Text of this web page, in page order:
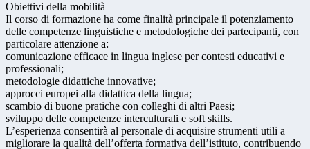
Obiettivi della mobilità
Il corso di formazione ha come finalità principale il potenziamento
delle competenze linguistiche e metodologiche dei partecipanti, con
particolare attenzione a:
comunicazione efficace in lingua inglese per contesti educativi e
professionali;
metodologie didattiche innovative;
approcci europei alla didattica della lingua;
scambio di buone pratiche con colleghi di altri Paesi;
sviluppo delle competenze interculturali e soft skills.
L’esperienza consentirà al personale di acquisire strumenti utili a
migliorare la qualità dell’offerta formativa dell’istituto, contribuendo